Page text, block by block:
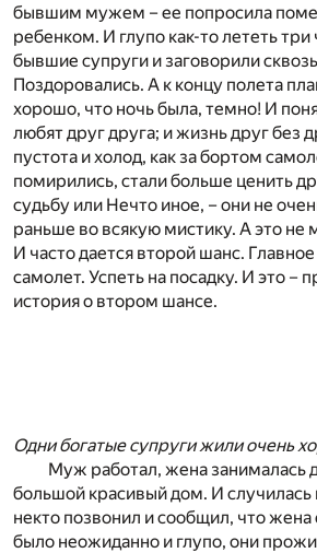
бывшим мужем – ее попросила
ребенком. И глупо как-то лететь три
бывшие супруги и заговорили
Поздоровались. А к концу полета
хорошо, что ночь была, темно! И
любят друг друга; и жизнь друг без
пустота и холод, как за бортом
помирились, стали больше ценить
судьбу или Нечто иное, – они не
раньше во всякую мистику. А это не
И часто дается второй шанс.
самолет. Успеть на посадку. И это –
история о втором шансе.
Одни богатые супруги жили очень
Муж работал, жена занималась
большой красивый дом. И
некто позвонил и сообщил, что
было неожиданно и глупо, они